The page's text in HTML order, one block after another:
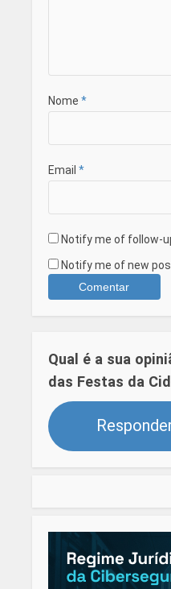
Nome *
Email *
Notify me of follow-
Notify me of new
Qual é a sua
das Festas da